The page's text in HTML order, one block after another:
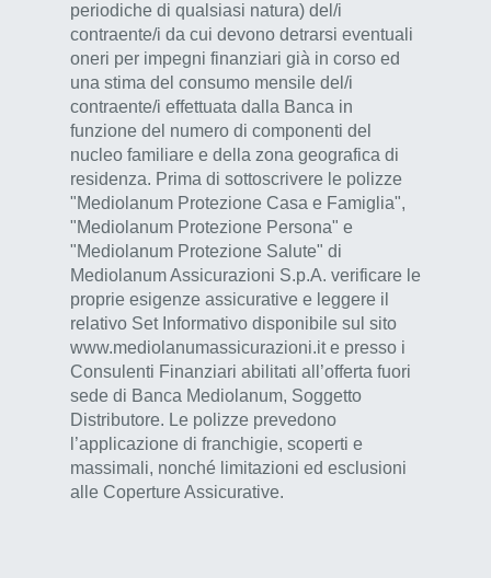
periodiche di qualsiasi natura) del/i
contraente/i da cui devono detrarsi eventuali
oneri per impegni finanziari già in corso ed
una stima del consumo mensile del/i
contraente/i effettuata dalla Banca in
funzione del numero di componenti del
nucleo familiare e della zona geografica di
residenza. Prima di sottoscrivere le polizze
"Mediolanum Protezione Casa e Famiglia",
"Mediolanum Protezione Persona" e
"Mediolanum Protezione Salute" di
Mediolanum Assicurazioni S.p.A. verificare le
proprie esigenze assicurative e leggere il
relativo Set Informativo disponibile sul sito
www.mediolanumassicurazioni.it e presso i
Consulenti Finanziari abilitati all’offerta fuori
sede di Banca Mediolanum, Soggetto
Distributore. Le polizze prevedono
l’applicazione di franchigie, scoperti e
massimali, nonché limitazioni ed esclusioni
alle Coperture Assicurative.